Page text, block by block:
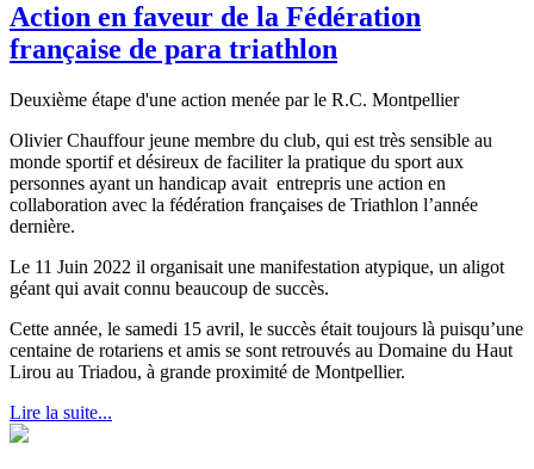
Action en faveur de la Fédération
française de para triathlon
Deuxième étape d'une action menée par le R.C. Montpellier
Olivier Chauffour jeune membre du club, qui est très sensible au
monde sportif et désireux de faciliter la pratique du sport aux
personnes ayant un handicap avait entrepris une action en
collaboration avec la fédération françaises de Triathlon l’année
dernière.
Le 11 Juin 2022 il organisait une manifestation atypique, un aligot
géant qui avait connu beaucoup de succès.
Cette année, le samedi 15 avril, le succès était toujours là puisqu’une
centaine de rotariens et amis se sont retrouvés au Domaine du Haut
Lirou au Triadou, à grande proximité de Montpellier.
Lire la suite...